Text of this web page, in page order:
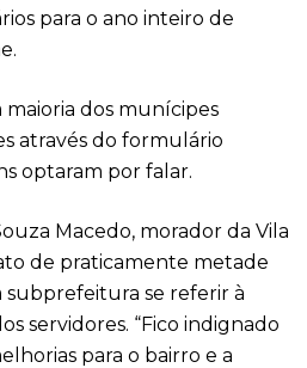
para o ano inteiro de
maioria dos munícipes
através do formulário
optaram por falar.
Macedo, morador da Vila
de praticamente metade
subprefeitura se referir à
servidores. “Fico indignado
para o bairro e a